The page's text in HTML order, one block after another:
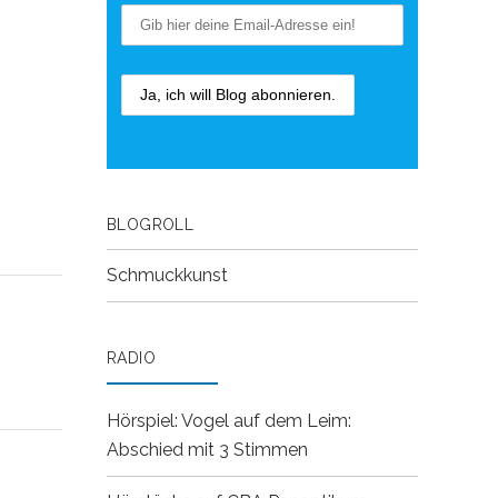
BLOGROLL
Schmuckkunst
RADIO
Hörspiel: Vogel auf dem Leim:
Abschied mit 3 Stimmen